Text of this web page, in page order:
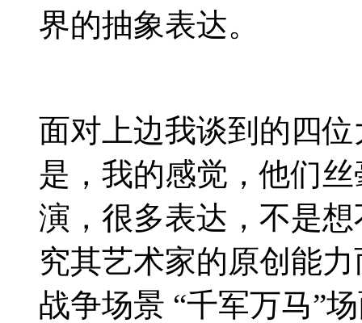
界的抽象表达。
面对上边我谈到的四
是，我的感觉，他们
演，很多表达，不是
究其艺术家的原创能
战争场景 “千军万马”